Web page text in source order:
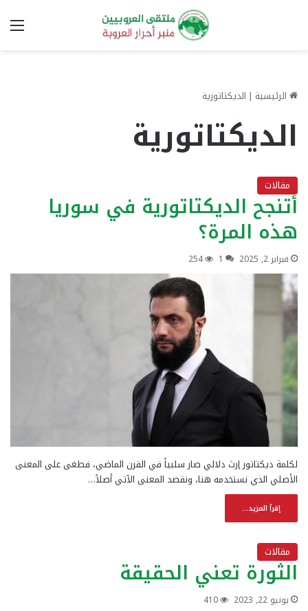
الرئيسية | الديكتاتورية
الديكتاتورية
مقالات
أتنجح الديكتاتورية في سوريا
هذه المرة؟
فبراير 2, 2025 1
254
لكلمة ديكتاتور إرث دلالي صار سلبياً في القرن الماضي، فطغى على المعنى
الأصلي الذي نستخدمه هنا، ونقصد المعنى الآتي أصلاً…
إقرأ المزيد...
مقالات
الثورة تعني الحقيقة
يونيو 22, 2023 410